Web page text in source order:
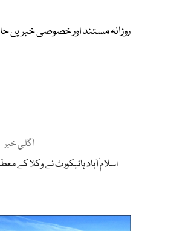
روزانہ مستند اور خصوصی
اگلی خبر
اسلام آباد ہائیکورٹ نے وکلا کے